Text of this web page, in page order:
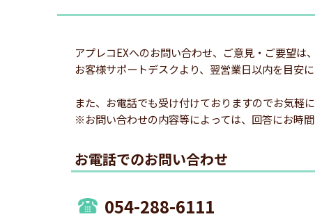
アプレコEXへのお問い合わせ、ご意見・ご要望は
お客様サポートデスクより、翌営業日以内を目安
また、お電話でも受け付けておりますのでお気軽
※お問い合わせの内容等によっては、回答にお時
お電話でのお問い合わせ
054-288-6111